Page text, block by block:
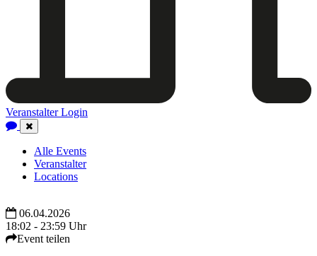
Veranstalter Login
Close
Navigation
Alle Events
Veranstalter
Locations
06.04.2026
18:02 - 23:59 Uhr
Event teilen